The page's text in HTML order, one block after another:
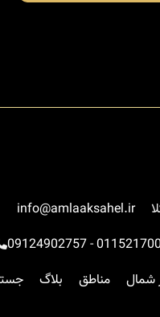
info@amlaaksahel.ir
-
09124902757
شمال مناطق بلاگ